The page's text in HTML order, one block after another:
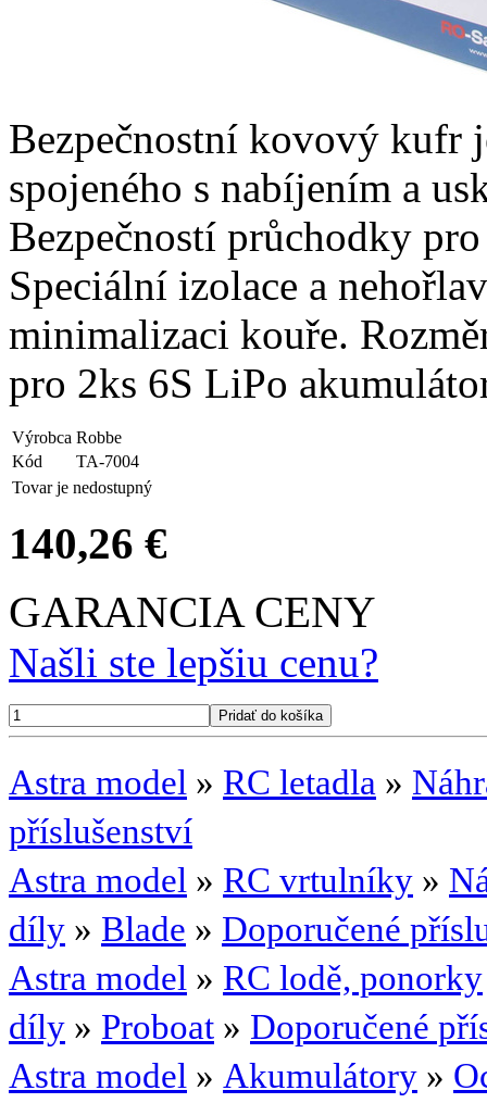
Bezpečnostní kovový kufr
spojeného s nabíjením a
Bezpečností průchodky
Speciální izolace a
minimalizaci kouře.
pro 2ks 6S LiPo
Výrobca Robbe
Kód
TA-7004
Tovar je nedostupný
140,26 €
GARANCIA CENY
Našli ste lepšiu cenu?
Astra model » RC letadla »
příslušenství
Astra model » RC vrtulníky »
díly » Blade » Doporučené
Astra model » RC lodě, ponorky
díly » Proboat » Doporučené
Astra model » Akumulátory »